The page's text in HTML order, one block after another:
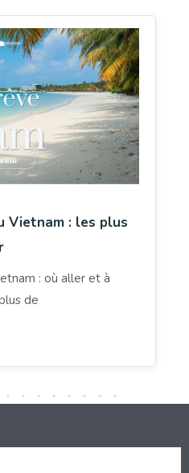
Vietnam : les plus
: où aller et à
de